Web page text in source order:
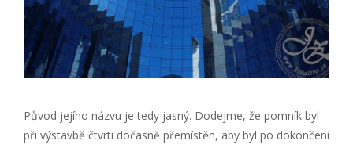
Původ jejího názvu je tedy jasný. Dodejme, že pomník byl
při výstavbě čtvrti dočasně přemístěn, aby byl po dokončení